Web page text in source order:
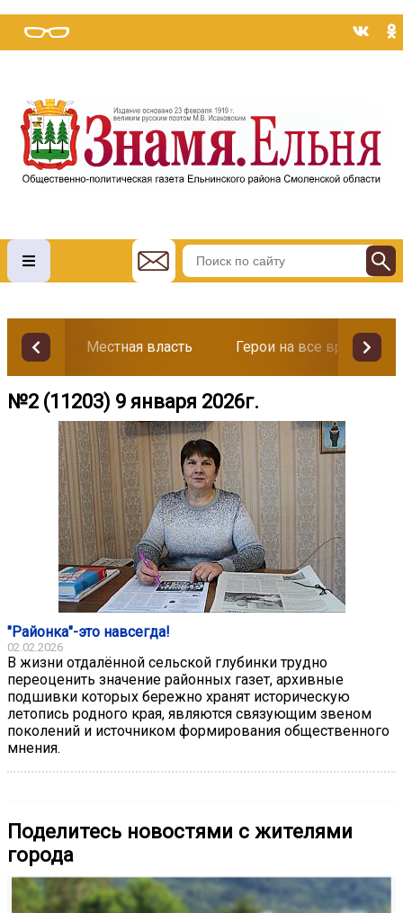
Местная власть Герои на все времена
№2 (11203) 9 января 2026г.
"Районка"-это навсегда!
02.02.2026
В жизни отдалённой сельской глубинки трудно
переоценить значение районных газет, архивные
подшивки которых бережно хранят историческую
летопись родного края, являются связующим звеном
поколений и источником формирования общественного
мнения.
Поделитесь новостями с жителями
города